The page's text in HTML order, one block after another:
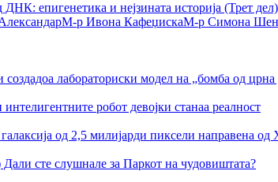
ДНК: епигенетика и нејзината историја (Трет дел)
М-р Ивона КафеџискаМ-р Симона
лабораториски модел на „бомба од црна
робот девојки станаа реалност
од 2,5 милијарди пиксели направена
сте слушнале за Паркот на чудовиштата?